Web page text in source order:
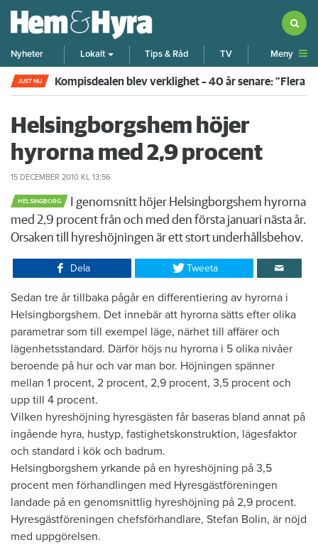
Nyheter Lokalt Tips & Råd TV Meny
JUST NU Kompisdealen blev verklighet – 40 år senare: "Flera
Helsingborgshem höjer
hyrorna med 2,9 procent
15 DECEMBER 2010 KL 13:56
HELSINGBORG
I genomsnitt höjer Helsingborgshem hyrorna
med 2,9 procent från och med den första januari nästa år.
Orsaken till hyreshöjningen är ett stort underhållsbehov.​
Dela Tweeta
Sedan tre år tillbaka pågår en differentiering av hyrorna i
Helsingborgshem. Det innebär att hyrorna sätts efter olika
parametrar som till exempel läge, närhet till affärer och
lägenhetsstandard. Därför höjs nu hyrorna i 5 olika nivåer
beroende på hur och var man bor. Höjningen spänner
mellan 1 procent, 2 procent, 2,9 procent, 3,5 procent och
upp till 4 procent.
Vilken hyreshöjning hyresgästen får baseras bland annat på
ingående hyra, hustyp, fastighetskonstruktion, lägesfaktor
och standard i kök och badrum.
Helsingborgshem yrkande på en hyreshöjning på 3,5
procent men förhandlingen med Hyresgästföreningen
landade på en genomsnittlig hyreshöjning på 2,9 procent.
Hyresgästföreningen chefsförhandlare, Stefan Bolin, är nöjd
med uppgörelsen.